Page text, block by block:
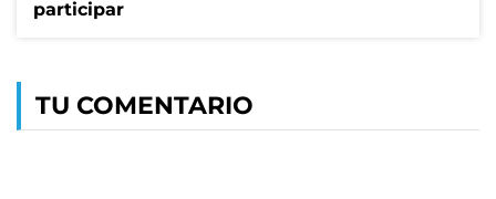
participar
TU COMENTARIO